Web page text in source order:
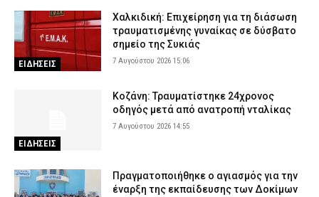
ΑΣΤΥΝΟΜΙΑ 7 Αυγούστου 2026 09:16
Τροχαίο-σοκ στις Σέρρες: ΙΧ συγκρούστηκε με φορτηγό –
Σκοτώθηκαν δύο άτομα
ΕΙΔΗΣΕΙΣ 7 Αυγούστου 2026 09:03
Λακωνία: Σήμερα η απολογία του 55χρονου που έκρυβε τη σορό
του πατέρα του σε καταψύκτη
7 Αυγούστου 2026 08:52
Κίνηση τώρα: Μεγάλες καθυστερήσεις γύρω από το λιμάνι του
ΕΙΔΗΣΕΙΣ 7 Αυγούστου 2026 08:37
ΕΙΔΗΣΕΙΣ
Χαλκιδική: Επιχείρηση για τη διάσωση
τραυματισμένης γυναίκας σε δύσβατο
σημείο της Συκιάς
7 Αυγούστου 2026 15:06
ΕΙΔΗΣΕΙΣ
Κοζάνη: Τραυματίστηκε 24χρονος
οδηγός μετά από ανατροπή νταλίκας
7 Αυγούστου 2026 14:55
Πραγματοποιήθηκε ο αγιασμός για την
έναρξη της εκπαίδευσης των Δοκίμων